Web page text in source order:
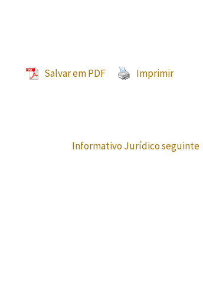
Salvar em PDF Imprimir
Informativo Jurídico seguinte